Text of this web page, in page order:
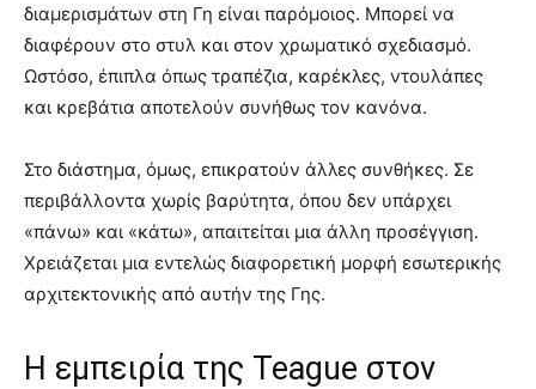
διαμερισμάτων στη Γη είναι παρόμοιος. Μπορεί να
διαφέρουν στο στυλ και στον χρωματικό σχεδιασμό.
Ωστόσο, έπιπλα όπως τραπέζια, καρέκλες, ντουλάπες
και κρεβάτια αποτελούν συνήθως τον κανόνα.
Στο διάστημα, όμως, επικρατούν άλλες συνθήκες. Σε
περιβάλλοντα χωρίς βαρύτητα, όπου δεν υπάρχει
«πάνω» και «κάτω», απαιτείται μια άλλη προσέγγιση.
Χρειάζεται μια εντελώς διαφορετική μορφή εσωτερικής
αρχιτεκτονικής από αυτήν της Γης.
Η εμπειρία της Teague στον